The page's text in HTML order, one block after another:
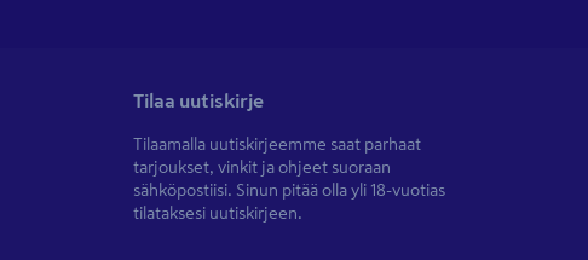
Tilaa uutiskirje
Tilaamalla uutiskirjeemme saat parhaat
tarjoukset, vinkit ja ohjeet suoraan
sähköpostiisi. Sinun pitää olla yli 18-vuotias
tilataksesi uutiskirjeen.